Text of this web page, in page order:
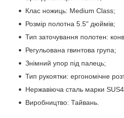
Клас ножиць: Medium Class;
Розмір полотна 5.5" дюймів;
Тип заточування полотен:
Регульована гвинтова група;
Знімний упор під палець;
Тип рукоятки: ергономічне
Нержавіюча сталь марки
Виробництво: Тайвань.